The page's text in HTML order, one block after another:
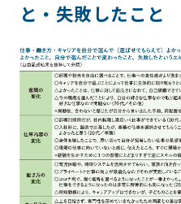
と・失敗したこと